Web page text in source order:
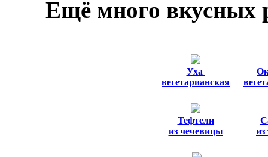
Ещё много вкусных
Уха
вегетарианская
Тефтели
из чечевицы